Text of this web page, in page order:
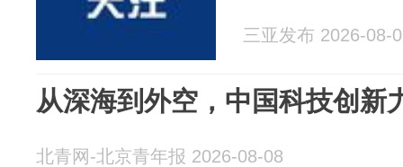
三亚发布 2026-08-
从深海到外空，中国科技创新
北青网-北京青年报 2026-08-08